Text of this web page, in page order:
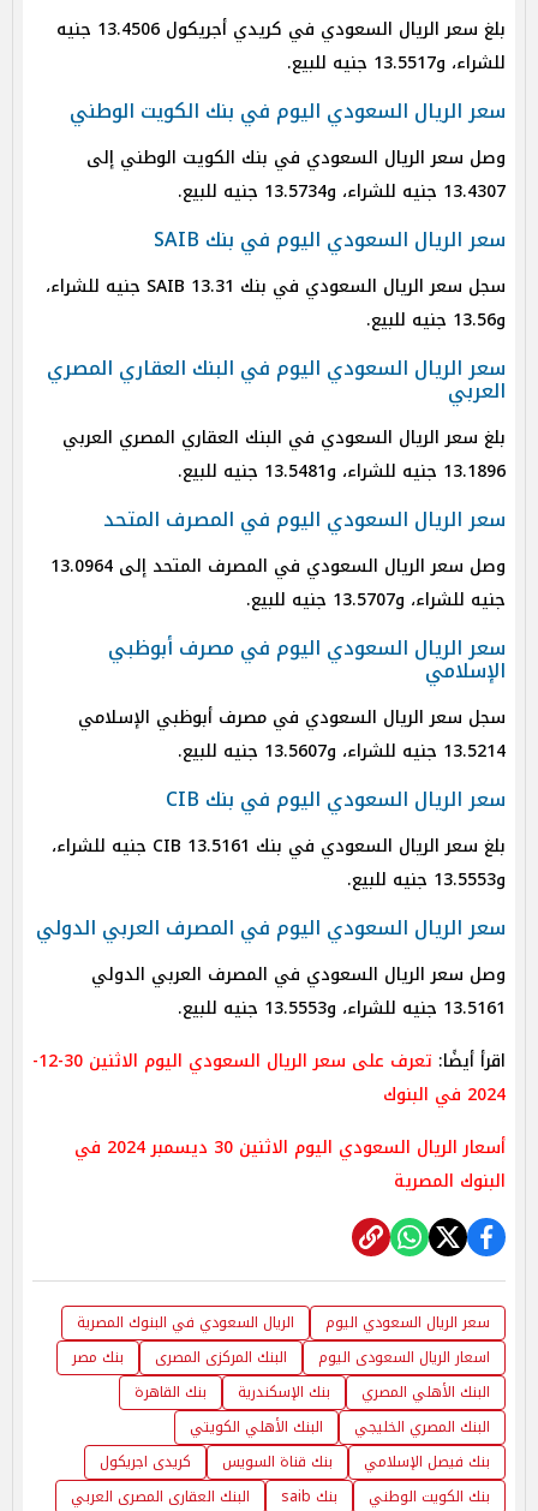
بلغ سعر الريال السعودي في كريدي أجريكول 13.4506 جنيه
للشراء، و13.5517 جنيه للبيع.
سعر الريال السعودي اليوم في بنك الكويت الوطني
وصل سعر الريال السعودي في بنك الكويت الوطني إلى
13.4307 جنيه للشراء، و13.5734 جنيه للبيع.
سعر الريال السعودي اليوم في بنك SAIB
سجل سعر الريال السعودي في بنك SAIB 13.31 جنيه للشراء،
و13.56 جنيه للبيع.
سعر الريال السعودي اليوم في البنك العقاري المصري
العربي
بلغ سعر الريال السعودي في البنك العقاري المصري العربي
13.1896 جنيه للشراء، و13.5481 جنيه للبيع.
سعر الريال السعودي اليوم في المصرف المتحد
وصل سعر الريال السعودي في المصرف المتحد إلى 13.0964
جنيه للشراء، و13.5707 جنيه للبيع.
سعر الريال السعودي اليوم في مصرف أبوظبي
الإسلامي
سجل سعر الريال السعودي في مصرف أبوظبي الإسلامي
13.5214 جنيه للشراء، و13.5607 جنيه للبيع.
سعر الريال السعودي اليوم في بنك CIB
بلغ سعر الريال السعودي في بنك CIB 13.5161 جنيه للشراء،
و13.5553 جنيه للبيع.
سعر الريال السعودي اليوم في المصرف العربي الدولي
وصل سعر الريال السعودي في المصرف العربي الدولي
13.5161 جنيه للشراء، و13.5553 جنيه للبيع.
اقرأ أيضًا:
تعرف على سعر الريال السعودي اليوم الاثنين 30-12-
2024 في البنوك
أسعار الريال السعودي اليوم الاثنين 30 ديسمبر 2024 في
البنوك المصرية
سعر الريال السعودي اليوم
الريال السعودي في البنوك المصرية
اسعار الريال السعودى اليوم
البنك المركزى المصرى
بنك مصر
البنك الأهلي المصري
بنك الإسكندرية
بنك القاهرة
البنك المصري الخليجي
البنك الأهلي الكويتي
بنك فيصل الإسلامي
بنك قناة السويس
كريدى اجريكول
بنك الكويت الوطني
بنك saib
البنك العقارى المصرى العربي